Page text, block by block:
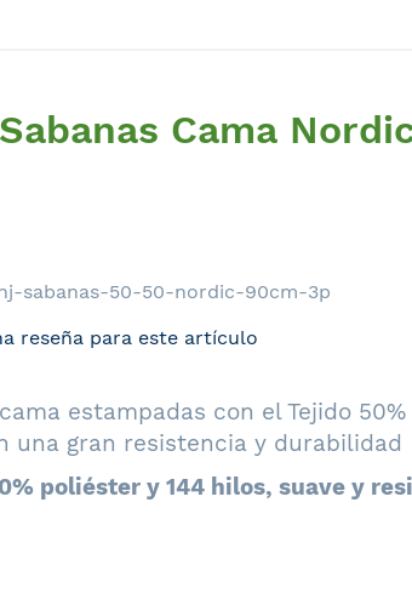
Cama
sabanas-50-50-nordic-90cm-3p
reseña para este artículo
estampadas con el Tejido
una gran resistencia y durabilidad
poliéster y 144 hilos, suave y